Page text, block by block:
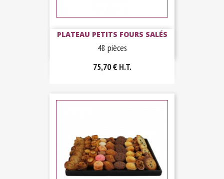
PLATEAU PETITS FOURS SALÉS
48 pièces
75,70 € H.T.